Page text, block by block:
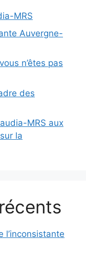
MRS
Auvergne-
n’êtes pas
des
MRS aux
la
l’inconsistante